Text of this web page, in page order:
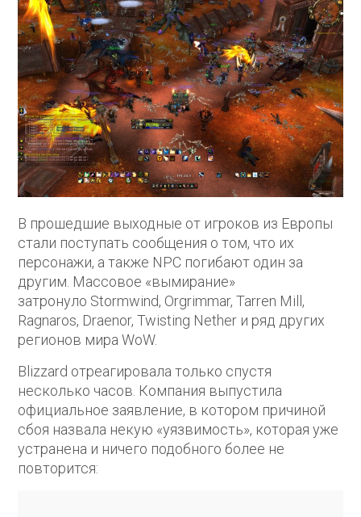
В прошедшие выходные от игроков из Европы
стали поступать сообщения о том, что их
персонажи, а также NPC погибают один за
другим. Массовое «вымирание»
затронуло Stormwind, Orgrimmar, Tarren Mill,
Ragnaros, Draenor, Twisting Nether и ряд других
регионов мира WoW.
Blizzard отреагировала только спустя
несколько часов. Компания выпустила
официальное заявление, в котором причиной
сбоя назвала некую «уязвимость», которая уже
устранена и ничего подобного более не
повторится: